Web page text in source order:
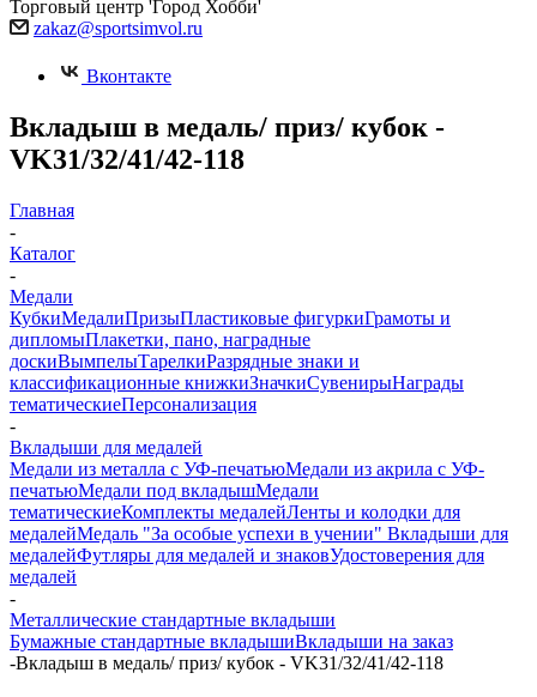
Торговый центр 'Город Хобби'
zakaz@sportsimvol.ru
Вконтакте
Вкладыш в медаль/ приз/ кубок -
VK31/32/41/42-118
Главная
-
Каталог
-
Медали
КубкиМедалиПризыПластиковые фигуркиГрамоты и
дипломыПлакетки, пано, наградные
доскиВымпелыТарелкиРазрядные знаки и
классификационные книжкиЗначкиСувенирыНаграды
тематическиеПерсонализация
-
Вкладыши для медалей
Медали из металла с УФ-печатьюМедали из акрила с УФ-
печатьюМедали под вкладышМедали
тематическиеКомплекты медалейЛенты и колодки для
медалейМедаль "За особые успехи в учении" Вкладыши для
медалейФутляры для медалей и знаковУдостоверения для
медалей
-
Металлические стандартные вкладыши
Бумажные стандартные вкладышиВкладыши на заказ
-Вкладыш в медаль/ приз/ кубок - VK31/32/41/42-118